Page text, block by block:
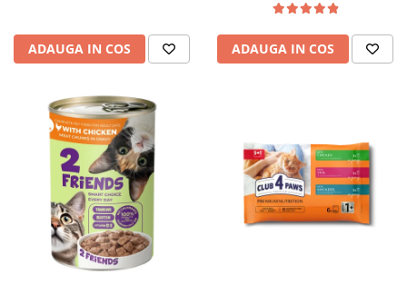
ADAUGA IN COS ADAUGA IN COS